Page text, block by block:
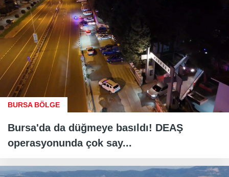
BURSA BÖLGE
Bursa'da da düğmeye basıldı! DEAŞ
operasyonunda çok say...